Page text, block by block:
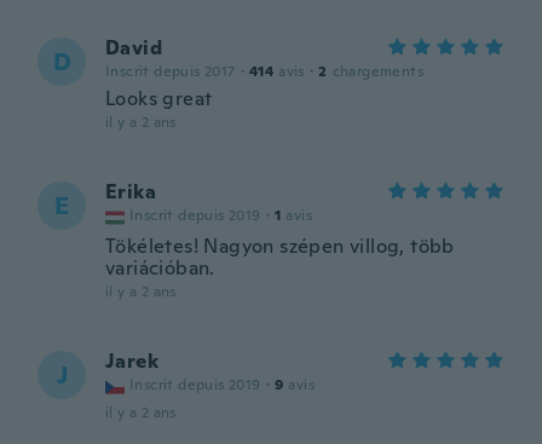
D David
Inscrit depuis 2017 · 414 avis · 2 chargements
Looks great
il y a 2 ans
E Erika
Inscrit depuis 2019 · 1 avis
Tökéletes! Nagyon szépen villog, több
variációban.
il y a 2 ans
J Jarek
Inscrit depuis 2019 · 9 avis
il y a 2 ans